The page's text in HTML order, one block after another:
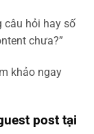
câu hỏi hay số
chưa?”
khảo ngay
post tại